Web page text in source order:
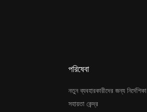
পরিষেবা
নতুন ব্যবহারকারীদের জন্য নির্দেশিকা
সহায়তা কেন্দ্র